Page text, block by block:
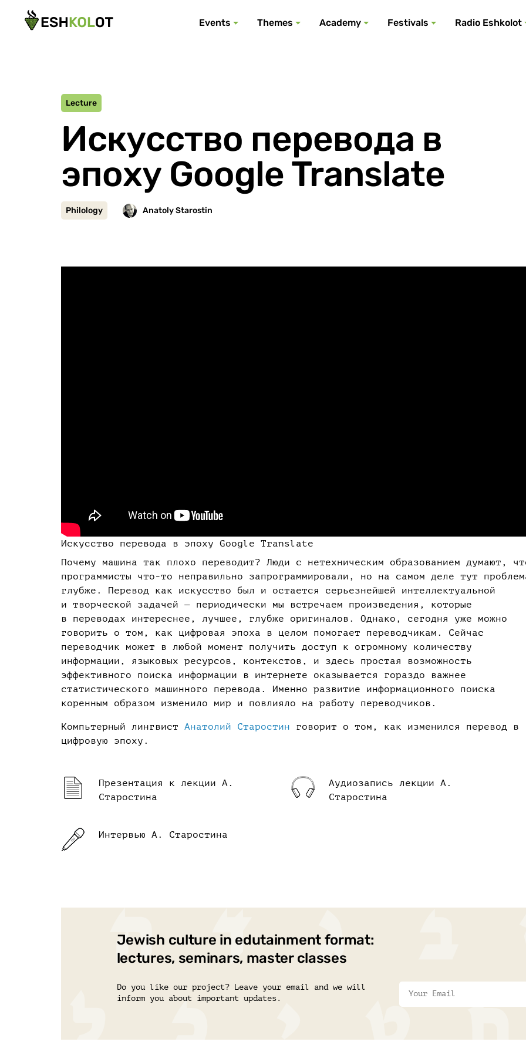
Events
Themes
All themes
Academy
Festivals
Radio Eshkolot
Искусство перевода в
эпоху Google Translate
Lecture
Philology
Искусство перевода в эпоху Google Translate
Почему машина так плохо переводит? Люди с нетехническим образованием думают,
программисты что-то неправильно запрограммировали, но на самом деле тут
глубже. Перевод как искусство был и остается серьезнейшей интеллектуальной
и творческой задачей — периодически мы встречаем произведения, которые
в переводах интереснее, лучшее, глубже оригиналов. Однако, сегодня уже можно
говорить о том, как цифровая эпоха в целом помогает переводчикам. Сейчас
переводчик может в любой момент получить доступ к огромному количеству
информации, языковых ресурсов, контекстов, и здесь простая возможность
эффективного поиска информации в интернете оказывается гораздо важнее
статистического машинного перевода. Именно развитие информационного поиска
коренным образом изменило мир и повлияло на работу переводчиков.
Компьтерный лингвист Анатолий Старостин говорит о том, как изменился перевод в
цифровую эпоху.
Презентация к лекции А.
Старостина
Аудиозапись лекции А.
Старостина
Интервью А. Старостина
Jewish culture in edutainment format:
lectures, seminars, master classes
Do you like our project? Leave your email and we will
inform you about important updates.